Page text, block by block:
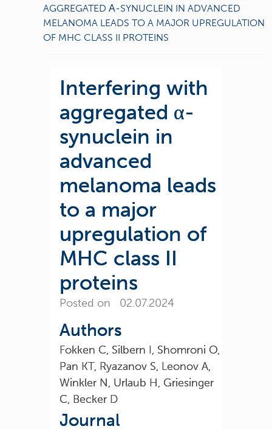
AGGREGATED Α-SYNUCLEIN IN ADVANCED
MELANOMA LEADS TO A MAJOR UPREGULATION
OF MHC CLASS II PROTEINS
Interfering with
aggregated α-
synuclein in
advanced
melanoma leads
to a major
upregulation of
MHC class II
proteins
Posted on 02.07.2024
Authors
Fokken C, Silbern I, Shomroni O,
Pan KT, Ryazanov S, Leonov A,
Winkler N, Urlaub H, Griesinger
C, Becker D
Journal